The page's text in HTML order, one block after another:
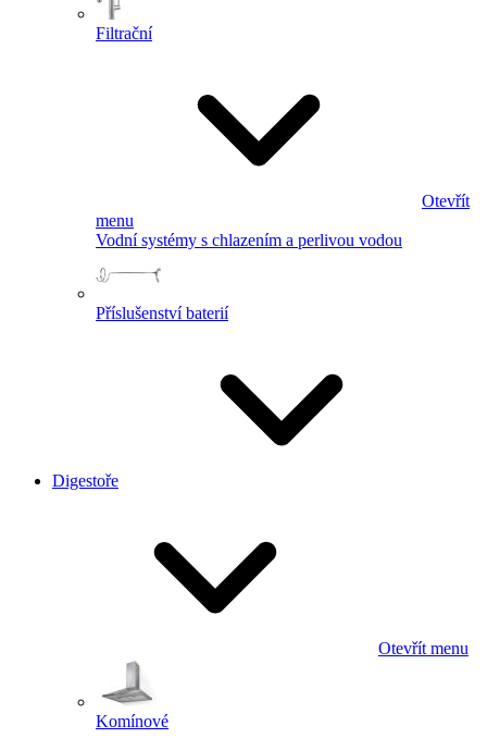
Filtrační
Otevřít
menu
Vodní systémy s chlazením a perlivou vodou
Příslušenství baterií
Digestoře
Otevřít menu
Komínové